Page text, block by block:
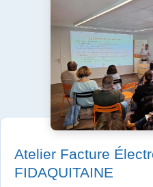
Atelier Facture
FIDAQUITAINE